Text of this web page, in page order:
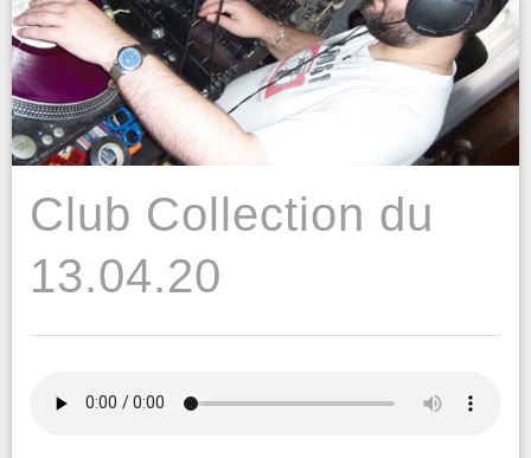
Club Collection du
13.04.20